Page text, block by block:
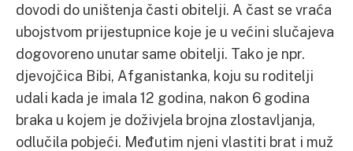
dovodi do uništenja časti obitelji. A čast se vraća
ubojstvom prijestupnice koje je u većini slučajeva
dogovoreno unutar same obitelji. Tako je npr.
djevojčica Bibi, Afganistanka, koju su roditelji
udali kada je imala 12 godina, nakon 6 godina
braka u kojem je doživjela brojna zlostavljanja,
odlučila pobjeći. Međutim njeni vlastiti brat i muž